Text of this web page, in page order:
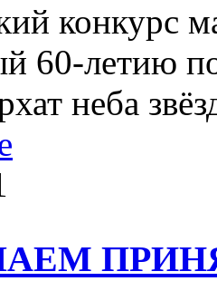
конкурс
60-летию
неба